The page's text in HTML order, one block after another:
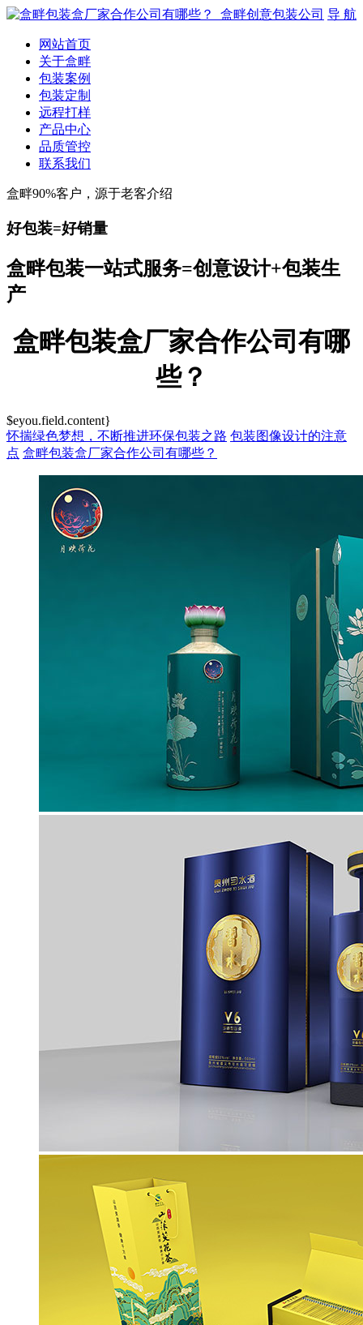
导 航
网站首页
关于盒畔
包装案例
包装定制
远程打样
产品中心
品质管控
联系我们
盒畔90%客户，源于老客介绍
好包装=好销量
盒畔包装一站式服务=创意设计+包装生
产
盒畔包装盒厂家合作公司有哪
些？
$eyou.field.content}
怀揣绿色梦想，不断推进环保包装之路 包装图像设计的注意
点 盒畔包装盒厂家合作公司有哪些？